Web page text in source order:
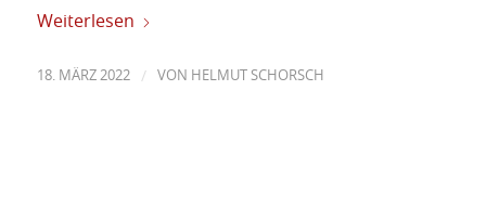
Weiterlesen
18. MÄRZ 2022 / VON HELMUT SCHORSCH